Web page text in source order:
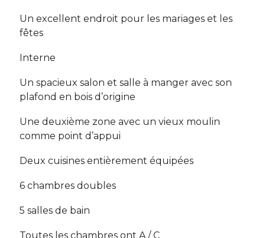
Un excellent endroit pour les mariages et les
fêtes
Interne
Un spacieux salon et salle à manger avec son
plafond en bois d’origine
Une deuxième zone avec un vieux moulin
comme point d’appui
Deux cuisines entièrement équipées
6 chambres doubles
5 salles de bain
Toutes les chambres ont A / C